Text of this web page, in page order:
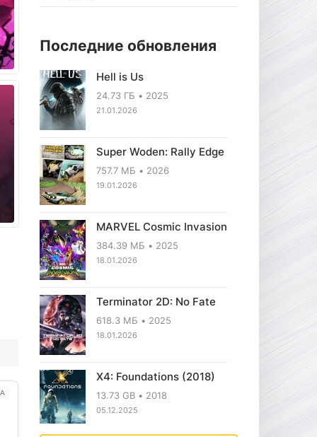
Последние обновления
Hell is Us
24.73 ГБ 2025
21.01.2026
Super Woden: Rally Edge
757.7 МБ 2026
19.01.2026
MARVEL Cosmic Invasion
384.39 МБ 2025
18.01.2026
Terminator 2D: No Fate
618.3 МБ 2025
18.01.2026
X4: Foundations (2018)
13.73 GB 2018
05.12.2025